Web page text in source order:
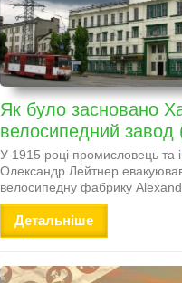
Як було засновано
велосипедний
У 1915 році промисловець та
Олександр Лейтнер
велосипедну фабрику
Детальніше